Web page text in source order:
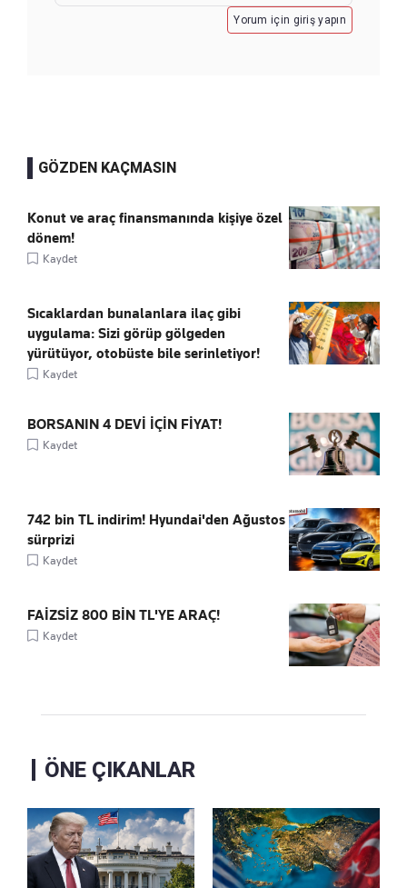
Yorum için giriş yapın
GÖZDEN KAÇMASIN
Konut ve araç finansmanında kişiye özel
dönem!
Kaydet
Sıcaklardan bunalanlara ilaç gibi
uygulama: Sizi görüp gölgeden
yürütüyor, otobüste bile serinletiyor!
Kaydet
BORSANIN 4 DEVİ İÇİN FİYAT!
Kaydet
742 bin TL indirim! Hyundai'den Ağustos
sürprizi
Kaydet
FAİZSİZ 800 BİN TL'YE ARAÇ!
Kaydet
ÖNE ÇIKANLAR